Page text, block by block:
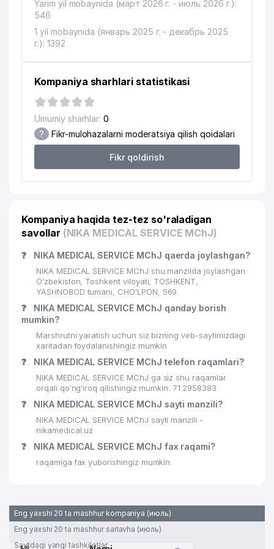
16 ISHONCH TAHLIL SERVIS MChJ 282 м
17 NIKA FARM SERVIS MChJ 285 м
18
XUSUSIY KORXONASI
309 м
INTERNATIONAL FOODCHAIN MChJ
20 MAGIC FRUIT MChJ
21
ADILOV SHUXRAT RUSTAMOVICH
314 м
MAKTABGACHA TA'LIM BO'LIMI
24 AFZAL-GRAFIKA MChJ
25 MINISO HOME MChJ 330 м
26
DJURAEV BAHODIR ABDUGANIEVICH
YAKKA TARTIBDAGI TADBIRKOR
KINO OLAMI MChJ
28 EYFEL PARFUM MChJ 335 м
29 BASCONI LUX XUSUSIY KORXONASI 339 м
30 LOMBARD HAMKOR KREDIT MChJ
31
(YASHNOBOD TUMANI)
32 TECHNO MART MChJ
35 AZAM AGRO VET SERVIS MChJ
MAKVET INVEST XUSUSIY
Yarim yil mobaynida (март 2026 г. - июль 2026 г.):
546
1 yil mobaynida (январь 2025 г. - декабрь 2025
г.): 1392
Kompaniya sharhlari statistikasi
Umumiy sharhlar: 0
? Fikr-mulohazalarni moderatsiya qilish qoidalari
Fikr qoldirish
Kompaniya haqida tez-tez so'raladigan
savollar (NIKA MEDICAL SERVICE MChJ)
❓ NIKA MEDICAL SERVICE MChJ qaerda joylashgan?
NIKA MEDICAL SERVICE MChJ shu manzilda joylashgan:
O'zbekiston, Toshkent viloyati, TOSHKENT,
YASHNOBOD tumani, CHO'LPON, 569.
❓
NIKA MEDICAL SERVICE MChJ qanday borish
mumkin?
Marshrutni yaratish uchun siz bizning veb-saytimizdagi
xaritadan foydalanishingiz mumkin
❓ NIKA MEDICAL SERVICE MChJ telefon raqamlari?
NIKA MEDICAL SERVICE MChJ ga siz shu raqamlar
orqali qo’ng’iroq qilishingiz mumkin: 71 2958383
❓ NIKA MEDICAL SERVICE MChJ sayti manzili?
NIKA MEDICAL SERVICE MChJ sayti manzili -
nikamedical.uz
❓ NIKA MEDICAL SERVICE MChJ fax raqami?
raqamiga fax yuborishingiz mumkin.
Eng yaxshi 20 ta mashhur kompaniya (июль)
Eng yaxshi 20 ta mashhur sarlavha (июль)
Saytdagi yangi tashkilotlar